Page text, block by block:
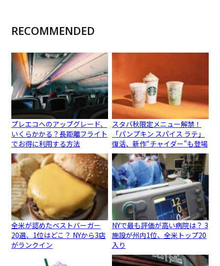
RECOMMENDED
プレエコへのアップグレード、
いくらかかる？長距離フライト
でお得に利用する方法
スタバ秋限定メニュー解禁！
「パンプキン スパイス ラテ」
復活、新作“チャイダー”も登場
全米が認めたベストバーガー
20選、1位はどこ？ NYから3店
がランクイン
NYで最も評価が高い病院は？ 3
施設が州内1位、全米トップ20
入り